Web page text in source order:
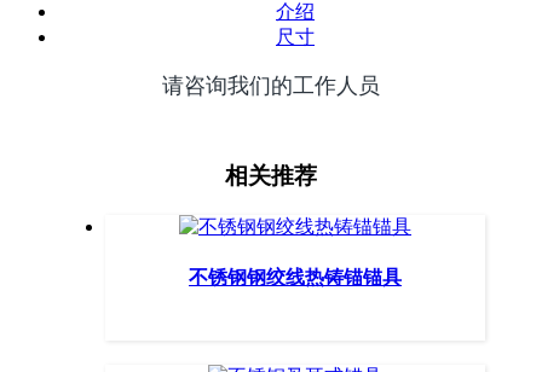
介绍
尺寸
请咨询我们的工作人员
相关推荐
不锈钢钢绞线热铸锚锚具